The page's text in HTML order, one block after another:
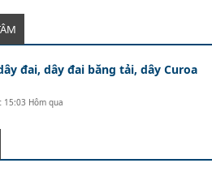
đai, dây đai băng tải, dây Curoa
15:03 Hôm qua